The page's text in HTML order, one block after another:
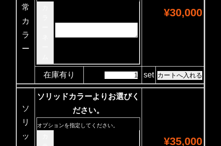
常
カ
ラ
ー
¥30,000
在庫有り set
ソ
リ
ッ
ソリッドカラーよりお選びく
ださい。
オプションを指定してください。
¥35,000